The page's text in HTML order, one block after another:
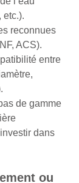
etc.).
reconnues
ACS).
entre
de gamme
dans
ou